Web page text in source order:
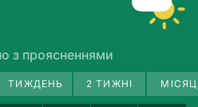
з проясненнями
ТИЖДЕНЬ 2 ТИЖНІ